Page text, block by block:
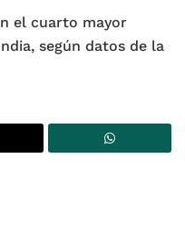
el cuarto mayor
según datos de la